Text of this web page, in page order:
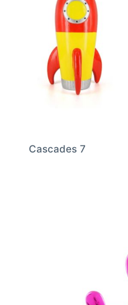
Cascades 7